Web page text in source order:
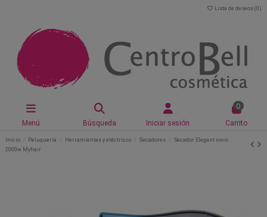
Lista de deseos (0 )
Menú Búsqueda Iniciar sesión
0
Carrito
Inicio Peluquería Herramientas y eléctricos Secadores
Secador Elegant ionic
2000w Myhair